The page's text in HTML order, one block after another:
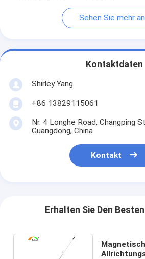
Sehen Sie mehr an
Kontaktdaten
Shirley Yang
+86 13829115061
Nr. 4 Longhe Road, Changping
Guangdong, China
Kontakt
Erhalten Sie Den